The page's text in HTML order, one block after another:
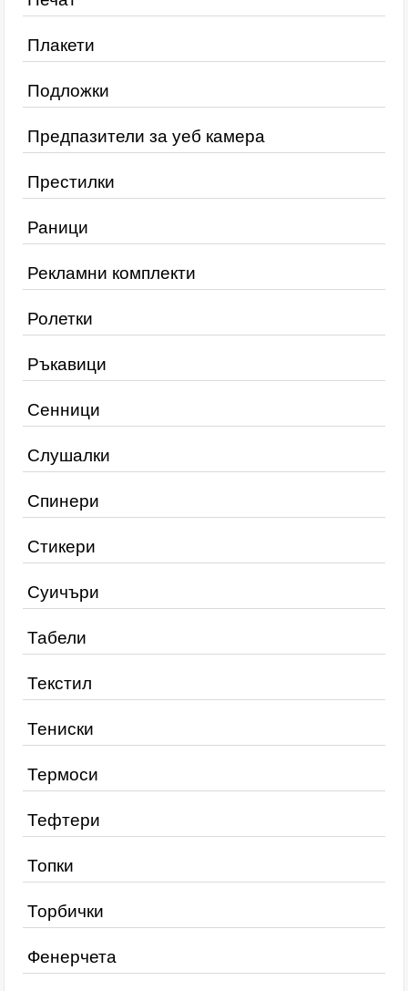
Плакети
Подложки
Предпазители за уеб камера
Престилки
Раници
Рекламни комплекти
Ролетки
Ръкавици
Сенници
Слушалки
Спинери
Стикери
Суичъри
Табели
Текстил
Тениски
Термоси
Тефтери
Топки
Торбички
Фенерчета